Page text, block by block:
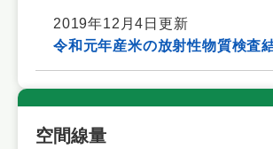
2019年12月4日更新
令和元年産米の放射性物質検査
空間線量